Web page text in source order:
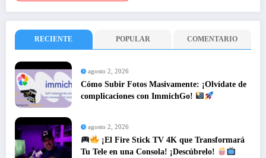
RECIENTE POPULAR COMENTARIO
agosto 2, 2026
Cómo Subir Fotos Masivamente: ¡Olvídate de
complicaciones con ImmichGo!
agosto 2, 2026
¡El Fire Stick TV 4K que Transformará
Tu Tele en una Consola! ¡Descúbrelo!